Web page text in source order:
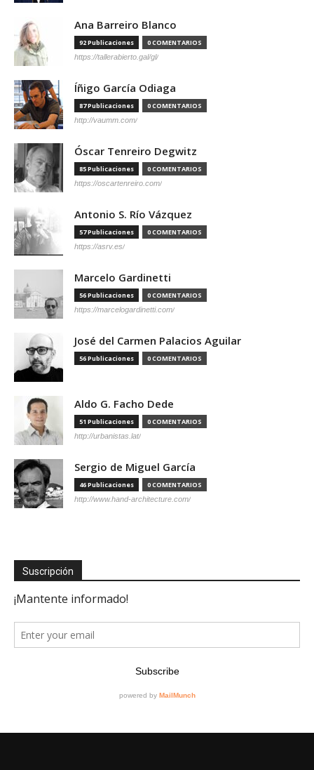
Ana Barreiro Blanco
92 Publicaciones 0 COMENTARIOS
https://tallerabierto.gal/gl/
Íñigo García Odiaga
87 Publicaciones 0 COMENTARIOS
http://vaumm.com/
Óscar Tenreiro Degwitz
85 Publicaciones 0 COMENTARIOS
https://oscartenreiro.com/
Antonio S. Río Vázquez
57 Publicaciones 0 COMENTARIOS
https://asrv.es/
Marcelo Gardinetti
56 Publicaciones 0 COMENTARIOS
https://marcelogardinetti.com/
José del Carmen Palacios Aguilar
56 Publicaciones 0 COMENTARIOS
Aldo G. Facho Dede
51 Publicaciones 0 COMENTARIOS
http://urbanistas.lat/
Sergio de Miguel García
46 Publicaciones 0 COMENTARIOS
http://www.hand-architecture.com/
Suscripción